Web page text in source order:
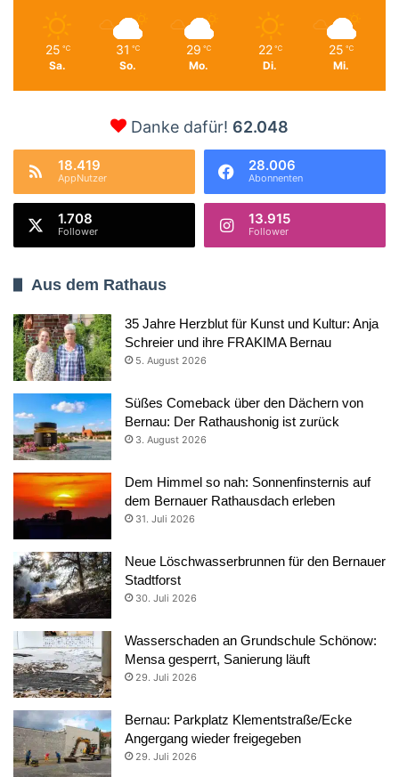
25 ℃
Sa.
31 ℃
So.
29 ℃
Mo.
22 ℃
Di.
25 ℃
Mi.
Danke dafür! 62.048
18.419
AppNutzer
28.006
Abonnenten
1.708
Follower
13.915
Follower
Aus dem Rathaus
35 Jahre Herzblut für Kunst und Kultur: Anja
Schreier und ihre FRAKIMA Bernau
5. August 2026
Süßes Comeback über den Dächern von
Bernau: Der Rathaushonig ist zurück
3. August 2026
Dem Himmel so nah: Sonnenfinsternis auf
dem Bernauer Rathausdach erleben
31. Juli 2026
Neue Löschwasserbrunnen für den Bernauer
Stadtforst
30. Juli 2026
Wasserschaden an Grundschule Schönow:
Mensa gesperrt, Sanierung läuft
29. Juli 2026
Bernau: Parkplatz Klementstraße/Ecke
Angergang wieder freigegeben
29. Juli 2026